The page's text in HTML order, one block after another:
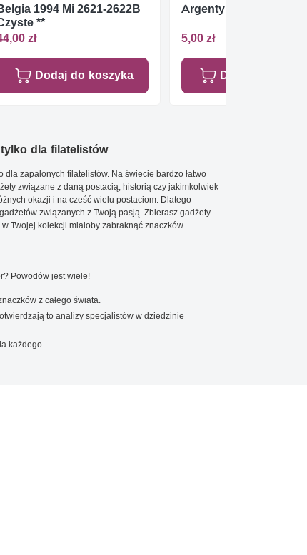
1994 Mi 2621-2622B
**
zł
Dodaj do koszyka
Argentyna 1964 Mi 853
5,00 zł
Dodaj do
dla filatelistów
dla zapalonych filatelistów. Na świecie bardzo łatwo
związane z daną postacią, historią czy jakimkolwiek
okazji i na cześć wielu postaciom. Dlatego
związanych z Twoją pasją. Zbierasz gadżety
Twojej kolekcji miałoby zabraknąć znaczków
Powodów jest wiele!
z całego świata.
to analizy specjalistów w dziedzinie
każdego.